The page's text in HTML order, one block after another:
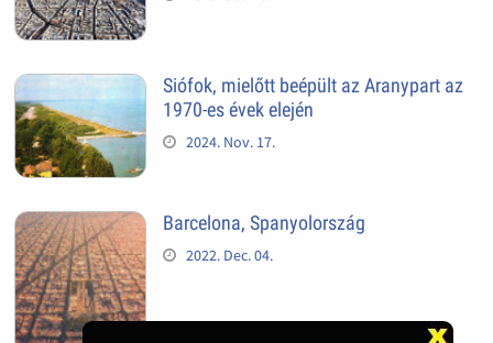
Siófok, mielőtt beépült az Aranypart az
1970-es évek elején
2024. Nov. 17.
Barcelona, Spanyolország
2022. Dec. 04.